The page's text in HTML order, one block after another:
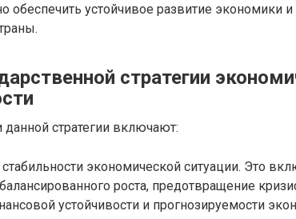
обеспечить устойчивое развитие экономики
стратегии
стратегии включают:
экономической ситуации. Это
роста, предотвращение
устойчивости и прогнозируемости